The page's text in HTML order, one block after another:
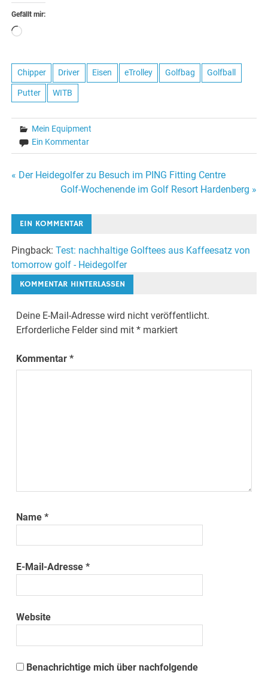
Gefällt mir:
Wird
Chipper Driver Eisen eTrolley Golfbag Golfball
Putter WITB
Mein Equipment
Ein Kommentar
Beitragsnavigation
« Der Heidegolfer zu Besuch im PING Fitting Centre
Golf-Wochenende im Golf Resort Hardenberg »
EIN KOMMENTAR
Pingback:Test: nachhaltige Golftees aus Kaffeesatz von
tomorrow golf - Heidegolfer
KOMMENTAR HINTERLASSEN
Deine E-Mail-Adresse wird nicht veröffentlicht.
Erforderliche Felder sind mit* markiert
Kommentar*
Name*
E-Mail-Adresse*
Website
Benachrichtige mich über nachfolgende